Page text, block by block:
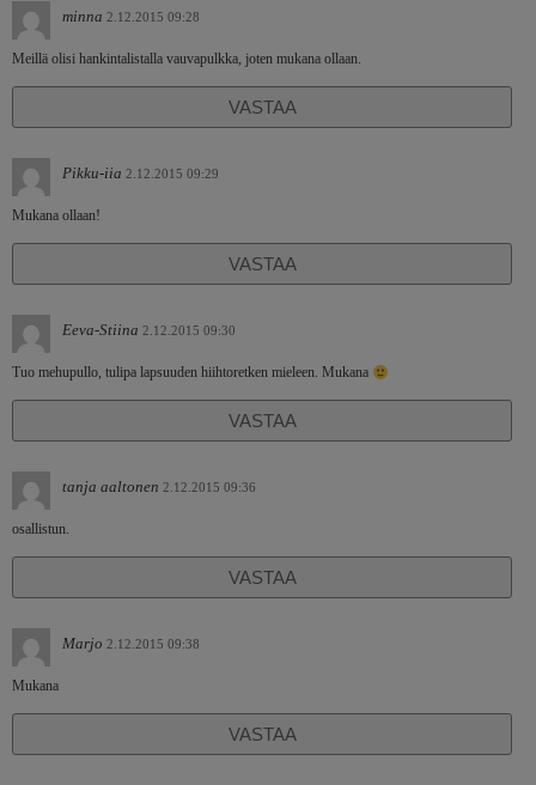
minna 2.12.2015 09:28
Meillä olisi hankintalistalla vauvapulkka, joten mukana ollaan.
VASTAA
Pikku-iia 2.12.2015 09:29
Mukana ollaan!
VASTAA
Eeva-Stiina 2.12.2015 09:30
Tuo mehupullo, tulipa lapsuuden hiihtoretken mieleen. Mukana
VASTAA
tanja aaltonen 2.12.2015 09:36
osallistun.
VASTAA
Marjo 2.12.2015 09:38
Mukana
VASTAA